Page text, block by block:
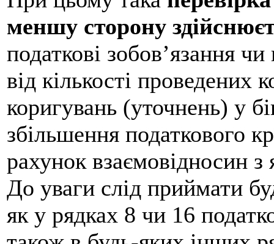
меншу сторону
податкові зобов’язання
від кількості проведених
коригувань (уточнень) у
збільшення податкового
рахунок взаємовідносин
До уваги слід приймати
як у рядках 8 чи 16